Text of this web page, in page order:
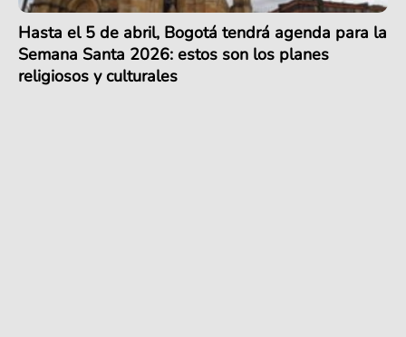
Hasta el 5 de abril, Bogotá tendrá agenda para la
Semana Santa 2026: estos son los planes
religiosos y culturales